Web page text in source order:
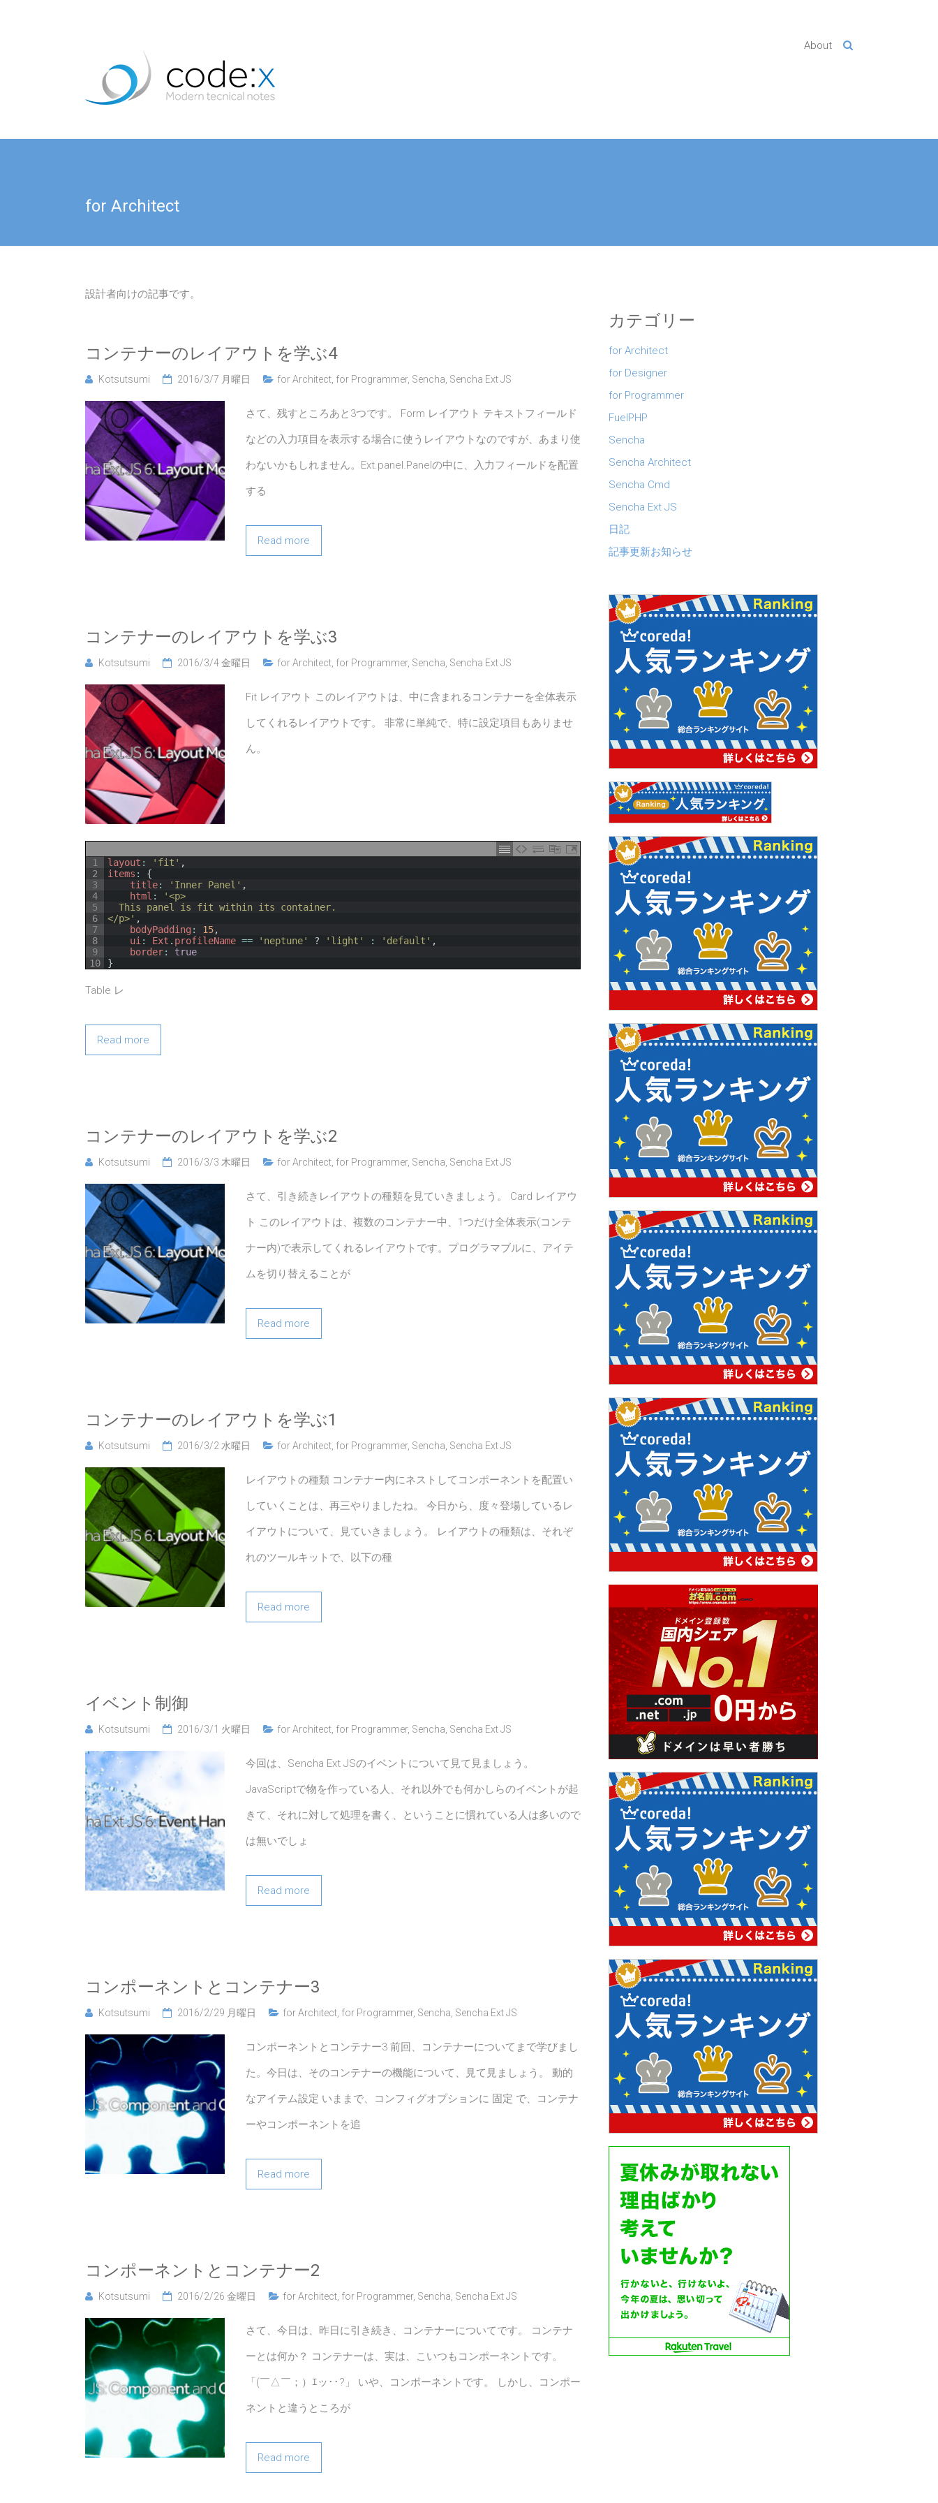
About
for Architect
設計者向けの記事です。
コンテナーのレイアウトを学ぶ4
Kotsutsumi 2016/3/7 月曜日 for Architect for Programmer, Sencha Sencha Ext JS
さて、残すところあと3つです。 Form レイアウト テキストフィールド
などの入力項目を表示する場合に使うレイアウトなのですが、あまり使
わないかもしれません。Ext.panel.Panelの中に、入力フィールドを配置
する
Read more
コンテナーのレイアウトを学ぶ3
Kotsutsumi 2016/3/4 金曜日 for Architect for Programmer, Sencha Sencha Ext JS
Fit レイアウト このレイアウトは、中に含まれるコンテナーを全体表示
してくれるレイアウトです。 非常に単純で、特に設定項目もありませ
ん。
1
2
3
4
5
6
7
8
9
10
layout : 'fit' ,
items :
{
title: 'Inner Panel' ,
html :
'<p>
This panel is fit within its container.
</p>' ,
bodyPadding : 15,
ui: Ext . profileName == 'neptune' ? 'light' : 'default' ,
border:
true
}
Table レ
Read more
コンテナーのレイアウトを学ぶ2
Kotsutsumi 2016/3/3 木曜日 for Architect, for Programmer, Sencha, Sencha Ext JS
さて、引き続きレイアウトの種類を見ていきましょう。 Card レイアウ
ト このレイアウトは、複数のコンテナー中、1つだけ全体表示(コンテ
ナー内)で表示してくれるレイアウトです。プログラマブルに、アイテ
ムを切り替えることが
Read more
コンテナーのレイアウトを学ぶ1
Kotsutsumi 2016/3/2 水曜日 for Architect, for Programmer, Sencha, Sencha Ext JS
レイアウトの種類 コンテナー内にネストしてコンポーネントを配置い
していくことは、再三やりましたね。 今日から、度々登場しているレ
イアウトについて、見ていきましょう。 レイアウトの種類は、それぞ
れのツールキットで、以下の種
Read more
イベント制御
Kotsutsumi 2016/3/1 火曜日 for Architect, for Programmer, Sencha, Sencha Ext JS
今回は、Sencha Ext JSのイベントについて見て見ましょう。
JavaScriptで物を作っている人、それ以外でも何かしらのイベントが起
きて、それに対して処理を書く、ということに慣れている人は多いので
は無いでしょ
Read more
コンポーネントとコンテナー3
Kotsutsumi 2016/2/29 月曜日 for Architect, for Programmer, Sencha, Sencha Ext JS
コンポーネントとコンテナー3 前回、コンテナーについてまで学びまし
た。今日は、そのコンテナーの機能について、見て見ましょう。 動的
なアイテム設定 いままで、コンフィグオプションに 固定 で、コンテナ
ーやコンポーネントを追
Read more
コンポーネントとコンテナー2
Kotsutsumi 2016/2/26 金曜日 for Architect, for Programmer, Sencha, Sencha Ext JS
さて、今日は、昨日に引き続き、コンテナーについてです。 コンテナ
ーとは何か？ コンテナーは、実は、こいつもコンポーネントです。
「(￣△￣；）ｴッ･･?」 いや、コンポーネントです。 しかし、コンポー
ネントと違うところが
Read more
カテゴリー
for Architect
for Designer
for Programmer
FuelPHP
Sencha
Sencha Architect
Sencha Cmd
Sencha Ext JS
日記
記事更新お知らせ